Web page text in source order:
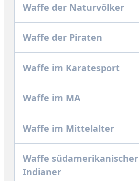
Waffe der Naturvölker
Waffe der Piraten
Waffe im Karatesport
Waffe im MA
Waffe im Mittelalter
Waffe südamerikanischer
Indianer